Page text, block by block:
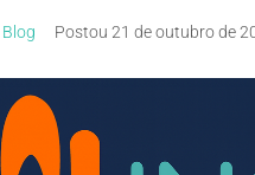
Blog Postou 21 de outubro de